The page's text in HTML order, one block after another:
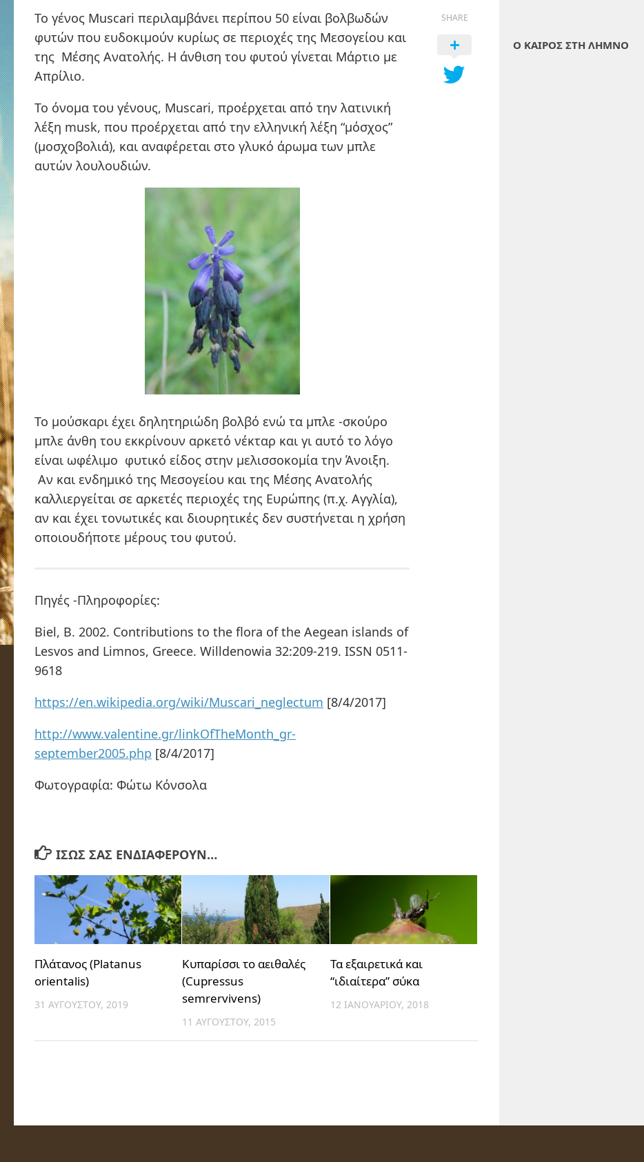
Το γένος Muscari περιλαμβάνει περίπου 50 είναι βολβωδών
φυτών που ευδοκιμούν κυρίως σε περιοχές της Μεσογείου και
της Μέσης Ανατολής. Η άνθιση του φυτού γίνεται Μάρτιο με
Απρίλιο.
Το όνομα του γένους, Muscari, προέρχεται από την λατινική
λέξη musk, που προέρχεται από την ελληνική λέξη “μόσχος”
(μοσχοβολιά), και αναφέρεται στο γλυκό άρωμα των μπλε
αυτών λουλουδιών.
Το μούσκαρι έχει δηλητηριώδη βολβό ενώ τα μπλε -σκούρο
μπλε άνθη του εκκρίνουν αρκετό νέκταρ και γι αυτό το λόγο
είναι ωφέλιμο φυτικό είδος στην μελισσοκομία την Άνοιξη.
Αν και ενδημικό της Μεσογείου και της Μέσης Ανατολής
καλλιεργείται σε αρκετές περιοχές της Ευρώπης (π.χ. Αγγλία),
αν και έχει τονωτικές και διουρητικές δεν συστήνεται η χρήση
οποιουδήποτε μέρους του φυτού.
Πηγές -Πληροφορίες:
Biel, B. 2002. Contributions to the flora of the Aegean islands of
Lesvos and Limnos, Greece. Willdenowia 32:209-219. ISSN 0511-
9618
https://en.wikipedia.org/wiki/Muscari_neglectum [8/4/2017]
http://www.valentine.gr/linkOfTheMonth_gr-
september2005.php [8/4/2017]
Φωτογραφία: Φώτω Κόνσολα
SHARE
ΊΣΩΣ ΣΑΣ ΕΝΔΙΑΦΈΡΟΥΝ…
Πλάτανος (Platanus
orientalis)
31 ΑΥΓΟΎΣΤΟΥ, 2019
Κυπαρίσσι το αειθαλές
(Cupressus
semrervivens)
11 ΑΥΓΟΎΣΤΟΥ, 2015
Τα εξαιρετικά και
“ιδιαίτερα” σύκα
12 ΙΑΝΟΥΑΡΊΟΥ, 2018
Ο ΚΑΙΡΟΣ ΣΤΗ ΛΗΜΝΟ